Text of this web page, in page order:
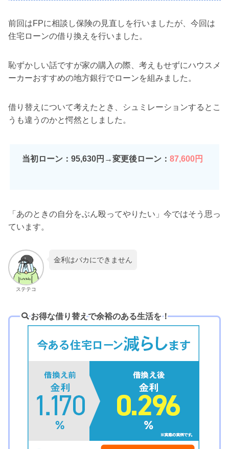
前回はFPに相談し保険の見直しを行いましたが、今回は
住宅ローンの借り換えを行いました。
恥ずかしい話ですが家の購入の際、考えもせずにハウスメ
ーカーおすすめの地方銀行でローンを組みました。
借り替えについて考えたとき、シュミレーションするとこ
うも違うのかと愕然としました。
当初ローン：95,630円→変更後ローン： 87,600円
「あのときの自分をぶん殴ってやりたい」今ではそう思っ
ています。
ステテコ
金利はバカにできません
お得な借り替えで余裕のある生活を！